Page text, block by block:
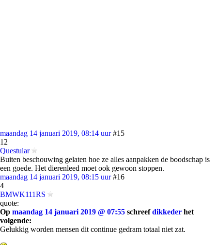
maandag 14 januari 2019, 08:14 uur #15
12
Questular
Buiten beschouwing gelaten hoe ze alles aanpakken de boodschap is
een goede. Het dierenleed moet ook gewoon stoppen.
maandag 14 januari 2019, 08:15 uur #16
4
BMWK111RS
quote:
Op maandag 14 januari 2019 @ 07:55 schreefdikkeder het
volgende:
Gelukkig worden mensen dit continue gedram totaal niet zat.